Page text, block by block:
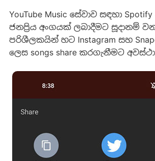
YouTube Music සේවාව සඳහා
ජනප්‍රිය අංගයක් ලබාදීමට සූදානම්
පරිශීලකයින් හට Instagram සහ
ලෙස songs share කරගැනීමට